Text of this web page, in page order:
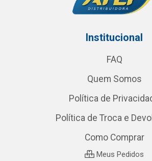
Institucional
FAQ
Quem Somos
Política de
Política de Troca e
Como Comprar
Meus Pedidos